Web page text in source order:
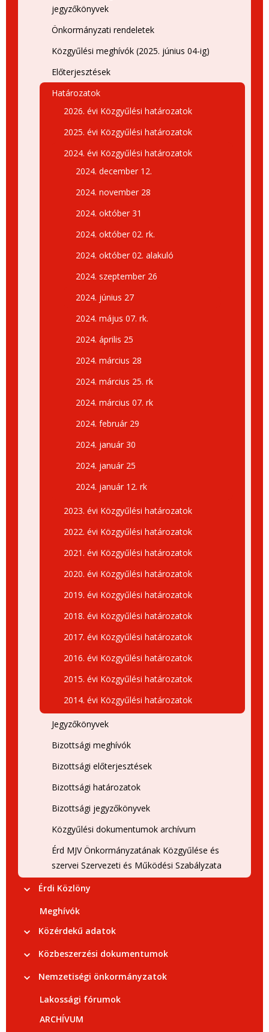
jegyzőkönyvek
Önkormányzati rendeletek
Közgyűlési meghívók (2025. június 04-ig)
Előterjesztések
Határozatok
2026. évi Közgyűlési határozatok
2025. évi Közgyűlési határozatok
2024. évi Közgyűlési határozatok
2024. december 12.
2024. november 28
2024. október 31
2024. október 02. rk.
2024. október 02. alakuló
2024. szeptember 26
2024. június 27
2024. május 07. rk.
2024. április 25
2024. március 28
2024. március 25. rk
2024. március 07. rk
2024. február 29
2024. január 30
2024. január 25
2024. január 12. rk
2023. évi Közgyűlési határozatok
2022. évi Közgyűlési határozatok
2021. évi Közgyűlési határozatok
2020. évi Közgyűlési határozatok
2019. évi Közgyűlési határozatok
2018. évi Közgyűlési határozatok
2017. évi Közgyűlési határozatok
2016. évi Közgyűlési határozatok
2015. évi Közgyűlési határozatok
2014. évi Közgyűlési határozatok
Jegyzőkönyvek
Bizottsági meghívók
Bizottsági előterjesztések
Bizottsági határozatok
Bizottsági jegyzőkönyvek
Közgyűlési dokumentumok archívum
Érd MJV Önkormányzatának Közgyűlése és
szervei Szervezeti és Működési Szabályzata
Érdi Közlöny
Meghívók
Közérdekű adatok
Közbeszerzési dokumentumok
Nemzetiségi önkormányzatok
Lakossági fórumok
ARCHÍVUM